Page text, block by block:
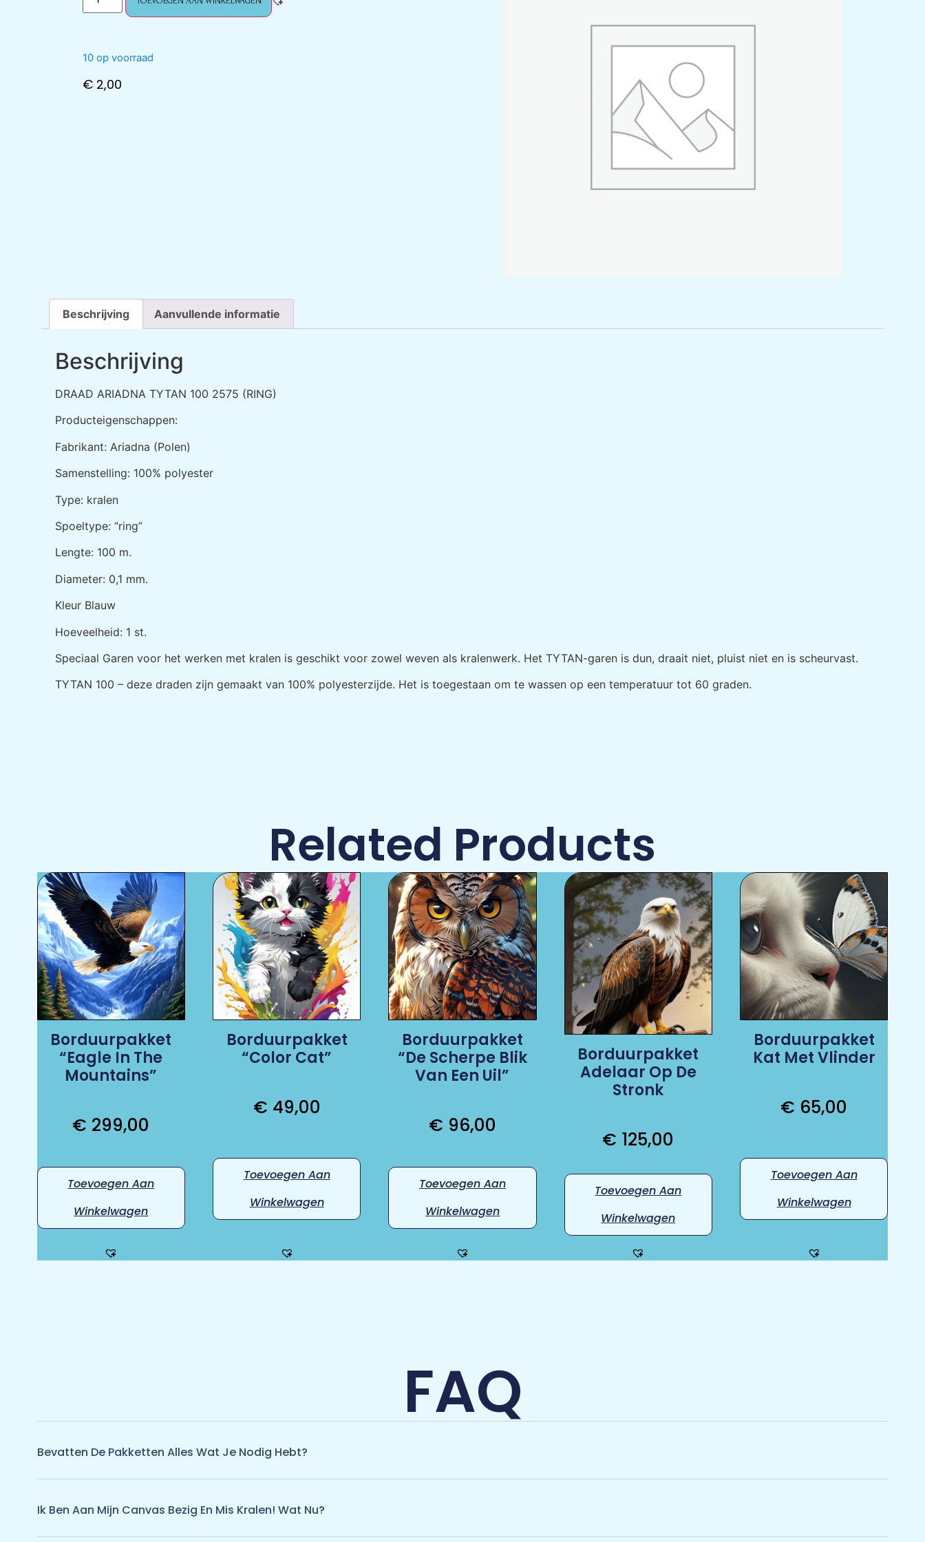
10 op voorraad
€ 2,00
Beschrijving Aanvullende informatie
Beschrijving
DRAAD ARIADNA TYTAN 100 2575 (RING)
Producteigenschappen:
Fabrikant: Ariadna (Polen)
Samenstelling: 100% polyester
Type: kralen
Spoeltype: “ring”
Lengte: 100 m.
Diameter: 0,1 mm.
Kleur Blauw
Hoeveelheid: 1 st.
Speciaal Garen voor het werken met kralen is geschikt voor zowel weven als kralenwerk. Het TYTAN-garen is dun, draait niet, pluist niet en is scheurvast.
TYTAN 100 – deze draden zijn gemaakt van 100% polyesterzijde. Het is toegestaan ​​om te wassen op een temperatuur tot 60 graden.
Related Products
Borduurpakket
“Eagle In The
Mountains”
€ 299,00
Toevoegen Aan
Winkelwagen
Borduurpakket
“Color Cat”
€ 49,00
Toevoegen Aan
Winkelwagen
Borduurpakket
“De Scherpe Blik
Van Een Uil”
€ 96,00
Toevoegen Aan
Winkelwagen
Borduurpakket
Adelaar Op De
Stronk
€ 125,00
Toevoegen Aan
Winkelwagen
Borduurpakket
Kat Met Vlinder
€ 65,00
Toevoegen Aan
Winkelwagen
FAQ
Bevatten De Pakketten Alles Wat Je Nodig Hebt?
Ik Ben Aan Mijn Canvas Bezig En Mis Kralen! Wat Nu?